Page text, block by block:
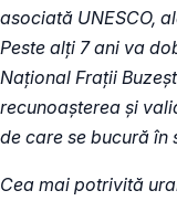
asociată UNESCO,
Peste alți 7 ani va
Naţional Fraţii
recunoaşterea și
de care se bucură în
Cea mai potrivită